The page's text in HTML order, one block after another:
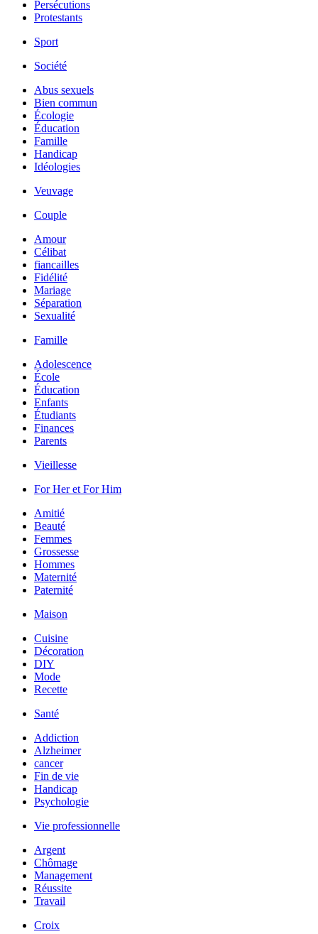
Persécutions
Protestants
Sport
Société
Abus sexuels
Bien commun
Écologie
Éducation
Famille
Handicap
Idéologies
Veuvage
Couple
Amour
Célibat
fiancailles
Fidélité
Mariage
Séparation
Sexualité
Famille
Adolescence
École
Éducation
Enfants
Étudiants
Finances
Parents
Vieillesse
For Her et For Him
Amitié
Beauté
Femmes
Grossesse
Hommes
Maternité
Paternité
Maison
Cuisine
Décoration
DIY
Mode
Recette
Santé
Addiction
Alzheimer
cancer
Fin de vie
Handicap
Psychologie
Vie professionnelle
Argent
Chômage
Management
Réussite
Travail
Croix